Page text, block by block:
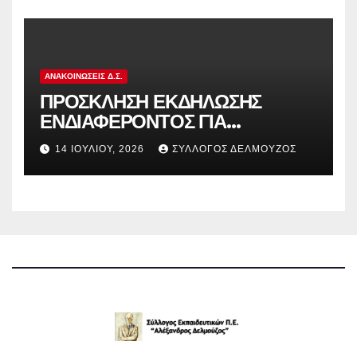
ΑΝΑΚΟΙΝΏΣΕΙΣ Δ.Σ.
ΠΡΟΣΚΛΗΣΗ ΕΚΔΗΛΩΣΗΣ
ΕΝΔΙΑΦΕΡΟΝΤΟΣ ΓΙΑ
ΚΑΤΑΣΚΗΝΩΣΕΙΣ ΔΟΕ
14 ΙΟΥΛΊΟΥ, 2026 ΣΎΛΛΟΓΟΣ ΔΕΛΜΟΎΖΟΣ